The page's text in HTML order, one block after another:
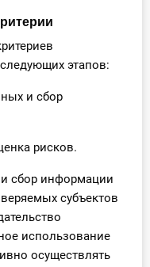
этапов:
и сбор
рисков.
сбор информации
субъектов
использование
осуществлять